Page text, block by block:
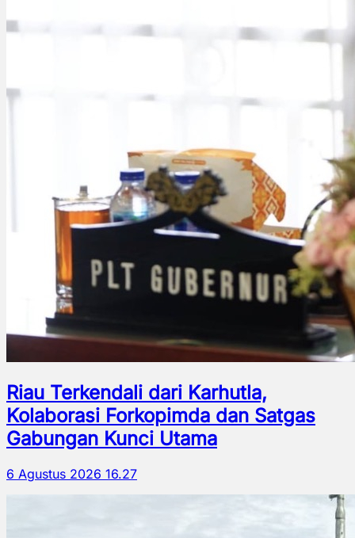
Riau Terkendali dari Karhutla,
Kolaborasi Forkopimda dan Satgas
Gabungan Kunci Utama
6 Agustus 2026 16.27